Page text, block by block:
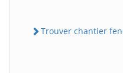
Trouver chantier